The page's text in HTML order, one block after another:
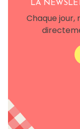
LA
Chaque